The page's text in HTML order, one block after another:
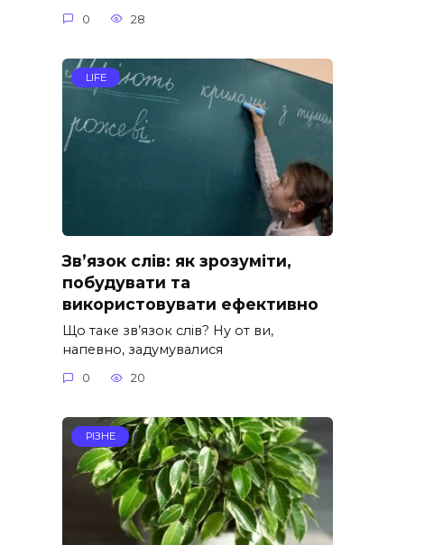
0 28
LIFE
Зв’язок слів: як зрозуміти,
побудувати та
використовувати ефективно
Що таке зв’язок слів? Ну от ви,
напевно, задумувалися
0 20
РІЗНЕ